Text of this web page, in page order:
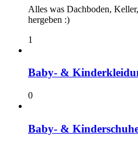
Alles was Dachboden,
hergeben :)
1
Baby- &
0
Baby- &